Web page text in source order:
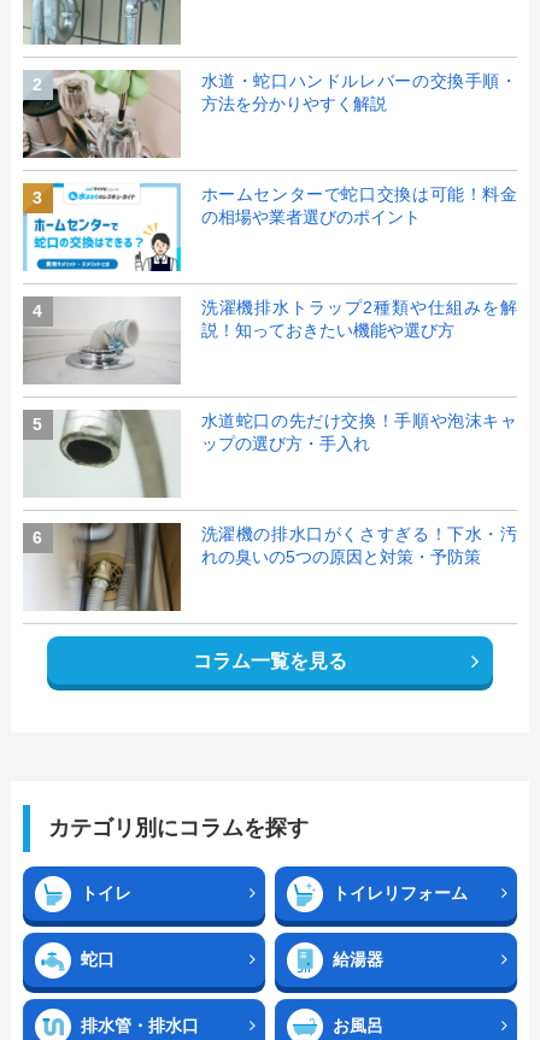
2
水道・蛇口ハンドルレバーの交換手順・
方法を分かりやすく解説
3
ホームセンターで蛇口交換は可能！料金
の相場や業者選びのポイント
4
洗濯機排水トラップ2種類や仕組みを解
説！知っておきたい機能や選び方
5
水道蛇口の先だけ交換！手順や泡沫キャ
ップの選び方・手入れ
6
洗濯機の排水口がくさすぎる！下水・汚
れの臭いの5つの原因と対策・予防策
コラム一覧を見る
カテゴリ別にコラムを探す
トイレ トイレリフォーム
蛇口 給湯器
排水管・排水口 お風呂